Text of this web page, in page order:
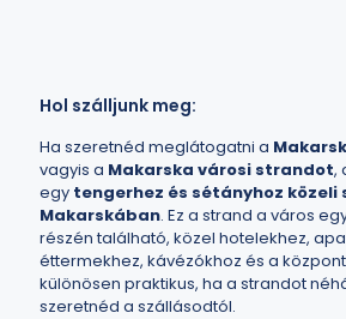
Hol szálljunk meg:
Ha szeretnéd meglátogatni a
vagyis a Makarska városi strandot,
egy tengerhez és sétányhoz közeli
Makarskában. Ez a strand a város
részén található, közel hotelekhez,
éttermekhez, kávézókhoz és a
különösen praktikus, ha a strandot
szeretnéd a szállásodtól.